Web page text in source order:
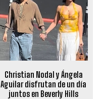
Christian Nodal y Ángela
Aguilar disfrutan de un día
juntos en Beverly Hills